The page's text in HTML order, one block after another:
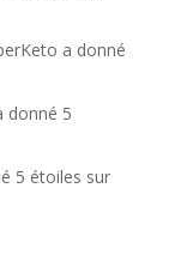
a donné
donné 5
5 étoiles sur